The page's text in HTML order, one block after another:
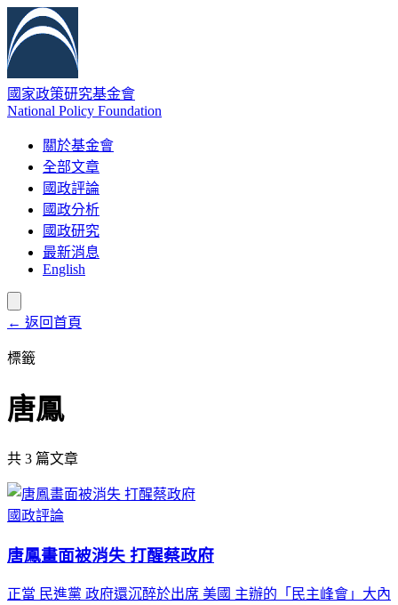
國家政策研究基金會
National Policy Foundation
關於基金會
全部文章
國政評論
國政分析
國政研究
最新消息
English
← 返回首頁
標籤
唐鳳
共 3 篇文章
國政評論
唐鳳畫面被消失 打醒蔡政府
正當 民進黨 政府還沉醉於出席 美國 主辦的「民主峰會」大內